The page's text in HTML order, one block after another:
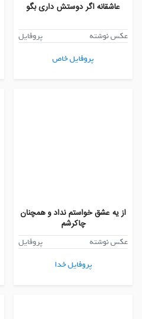
عاشقانه اگر دوستش داری بگو
عکس نوشته
پروفایل
پروفایل خاص
از یه عشق خواستم نداد و همچنان
چاکرشم
عکس نوشته
پروفایل
پروفایل خدا